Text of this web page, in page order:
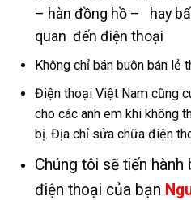
– hàn đồng hồ – hay
quan đến điện thoại
Không chỉ bán buôn bán lẻ
Điện thoại Việt Nam cũng
cho các anh em khi không
bị. Địa chỉ sửa chữa điện
Chúng tôi sẽ tiến
điện thoại của bạn